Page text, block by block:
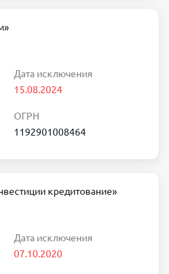
Дата исключения
15.08.2024
ОГРН
1192901008464
кредитование»
Дата исключения
07.10.2020